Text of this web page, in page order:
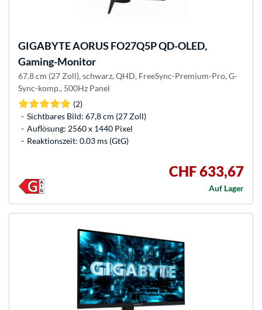
GIGABYTEAORUS FO27Q5P QD-OLED,
Gaming-Monitor
67.8 cm (27 Zoll), schwarz, QHD, FreeSync-Premium-Pro, G-
Sync-komp., 500Hz Panel
(2)
Sichtbares Bild: 67,8 cm (27 Zoll)
Auflösung: 2560 x 1440 Pixel
Reaktionszeit: 0.03 ms (GtG)
CHF 633,67
Auf Lager